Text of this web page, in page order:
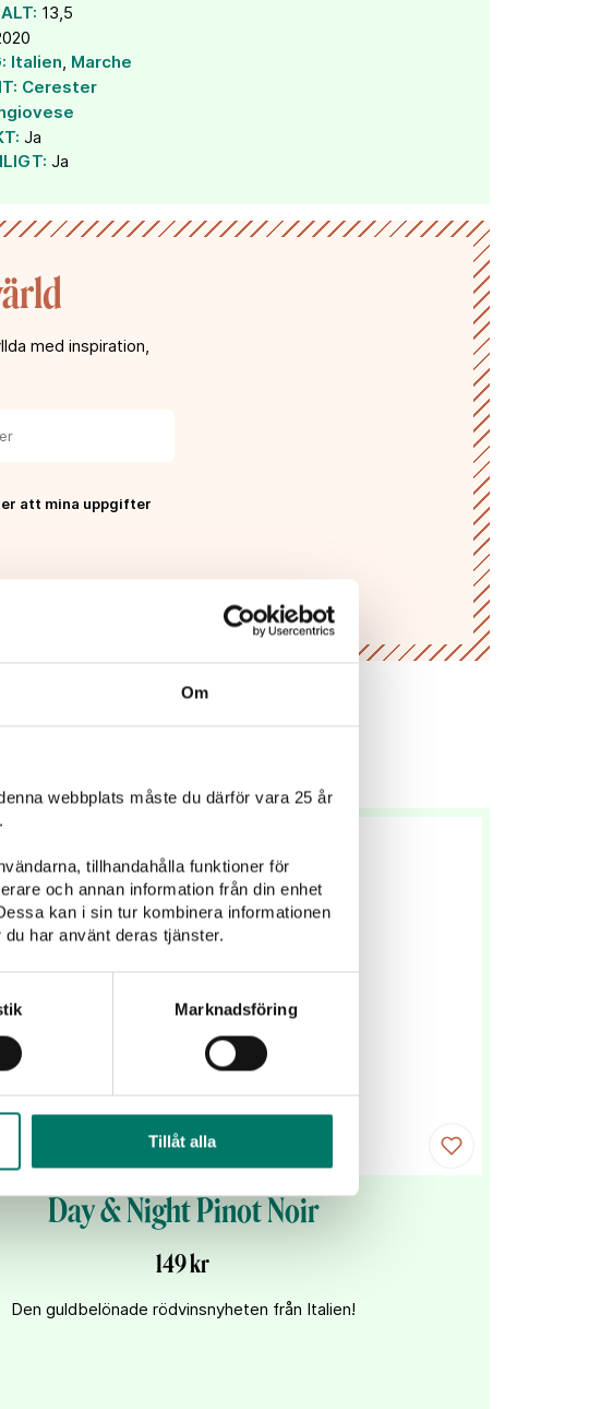
Om
webbplats måste du därför vara 25 år
tillhandahålla funktioner för
och annan information från din enhet
kan i sin tur kombinera informationen
har använt deras tjänster.
Marknadsföring
Tillåt alla
13,5
Italien, Marche
Cerester
Ja
Ja
med inspiration,
att mina uppgifter
Day & Night Pinot Noir
149 kr
Den guldbelönade rödvinsnyheten från Italien!